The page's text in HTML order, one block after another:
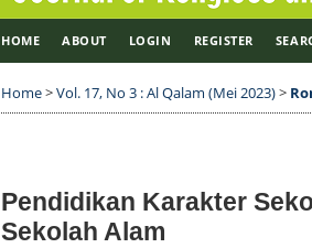
HOME ABOUT LOGIN REGISTER
Home>Vol. 17, No 3 : Al Qalam (Mei 2023)>
Pendidikan Karakter
Sekolah Alam